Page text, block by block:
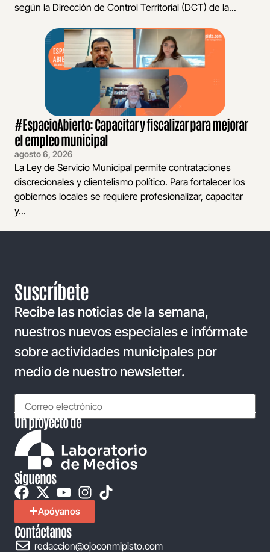
según la Dirección de Control Territorial (DCT) de la...
#EspacioAbierto: Capacitar y fiscalizar para mejorar
el empleo municipal
agosto 6, 2026
La Ley de Servicio Municipal permite contrataciones
discrecionales y clientelismo político. Para fortalecer los
gobiernos locales se requiere profesionalizar, capacitar
y...
Suscríbete
Recibe las noticias de la semana,
nuestros nuevos especiales e infórmate
sobre actividades municipales por
medio de nuestro newsletter.
Un proyecto de
Síguenos
Apóyanos
Contáctanos
redaccion@ojoconmipisto.com